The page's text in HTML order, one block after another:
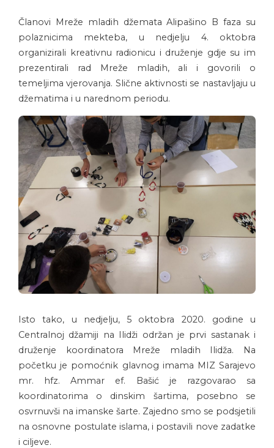
Članovi Mreže mladih džemata Alipašino B faza su
polaznicima mekteba, u nedjelju 4. oktobra
organizirali kreativnu radionicu i druženje gdje su im
prezentirali rad Mreže mladih, ali i govorili o
temeljima vjerovanja. Slične aktivnosti se nastavljaju u
džematima i u narednom periodu.
Isto tako, u nedjelju, 5 oktobra 2020. godine u
Centralnoj džamiji na Ilidži održan je prvi sastanak i
druženje koordinatora Mreže mladih Ilidža. Na
početku je pomoćnik glavnog imama MIZ Sarajevo
mr. hfz. Ammar ef. Bašić je razgovarao sa
koordinatorima o dinskim šartima, posebno se
osvrnuvši na imanske šarte. Zajedno smo se podsjetili
na osnovne postulate islama, i postavili nove zadatke
i ciljeve.